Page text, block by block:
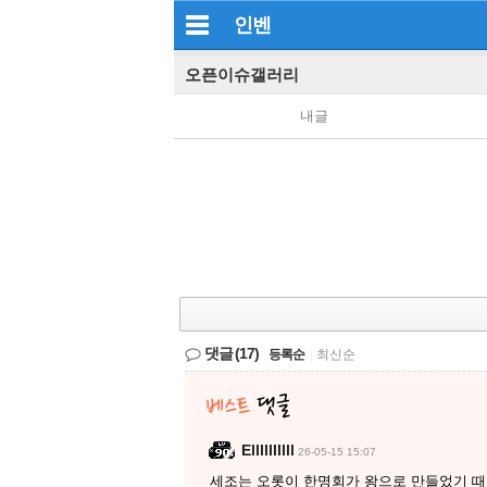
인벤
오픈이슈갤러리
내글
댓글(17) 등록순 최신순
Ellllllllll 26-05-15 15:07
세조는 오롯이 한명회가 왕으로 만들었기